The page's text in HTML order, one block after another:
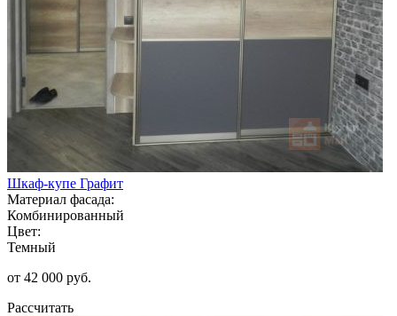
Шкаф-купе Графит
Материал фасада:
Комбинированный
Цвет:
Темный
от 42 000 руб.
Рассчитать